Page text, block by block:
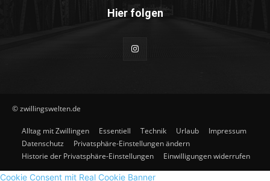
Hier folgen
© zwillingswelten.de
Alltag mit Zwillingen Essentiell Technik Urlaub
Impressum
Datenschutz
Privatsphäre-Einstellungen ändern
Historie der Privatsphäre-Einstellungen
Einwilligungen widerrufen
Cookie Consent mit Real Cookie Banner